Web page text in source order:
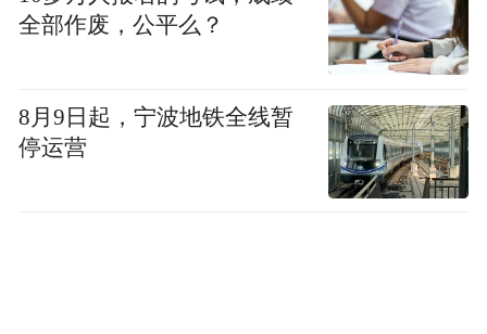
全部作废，公平么？
8月9日起，宁波地铁全线暂
停运营